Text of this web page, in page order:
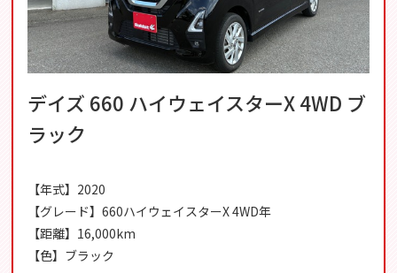
デイズ 660 ハイウェイスターX 4WD ブ
ラック
【年式】2020
【グレード】660ハイウェイスターX 4WD年
【距離】16,000km
【色】ブラック